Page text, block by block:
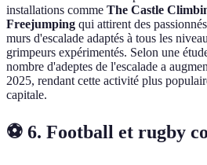
installations comme The Castle
Freejumping qui attirent des
murs d'escalade adaptés à tous les
grimpeurs expérimentés. Selon une
nombre d'adeptes de l'escalade a
2025, rendant cette activité plus
capitale.
⚽ 6. Football et rugby